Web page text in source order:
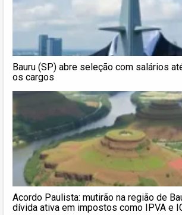
Bauru (SP) abre seleção com salários
os cargos
Acordo Paulista: mutirão na região de
dívida ativa em impostos como IPVA e